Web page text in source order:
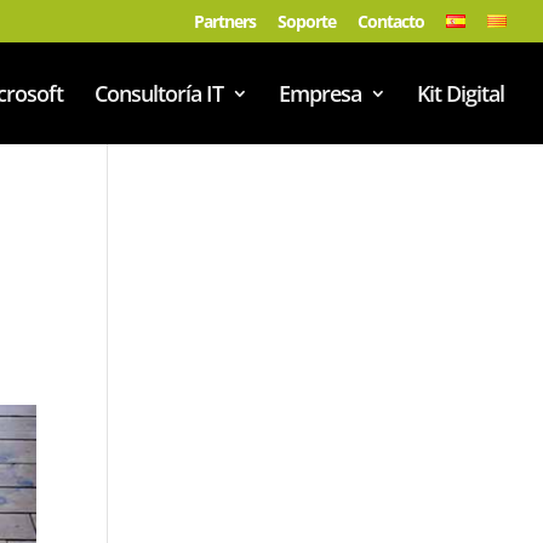
Partners Soporte Contacto
Consultoría IT Empresa Kit Digital